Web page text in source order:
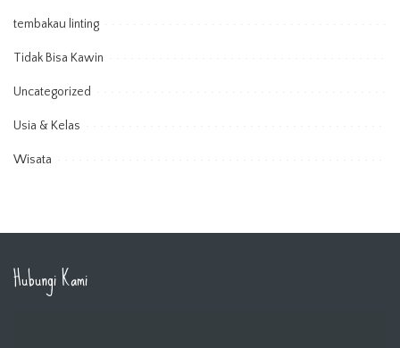
tembakau linting
Tidak Bisa Kawin
Uncategorized
Usia & Kelas
Wisata
Hubungi Kami